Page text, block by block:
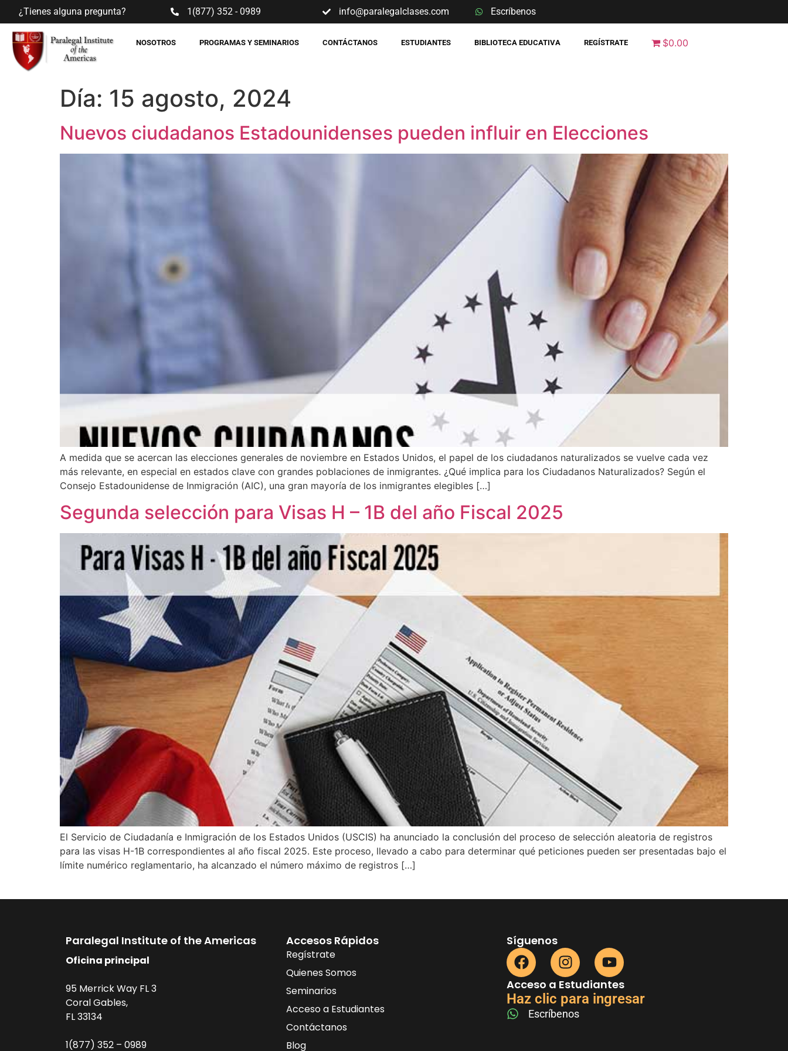
¿Tienes alguna pregunta? 1(877) 352 - 0989 info@paralegalclases.com Escríbenos
NOSOTROS PROGRAMAS Y SEMINARIOS CONTÁCTANOS ESTUDIANTES BIBLIOTECA EDUCATIVA REGÍSTRATE $0.00
Día: 15 agosto, 2024
Nuevos ciudadanos Estadounidenses pueden influir en Elecciones
A medida que se acercan las elecciones generales de noviembre en Estados Unidos, el papel de los ciudadanos naturalizados se vuelve cada vez
más relevante, en especial en estados clave con grandes poblaciones de inmigrantes. ¿Qué implica para los Ciudadanos Naturalizados? Según el
Consejo Estadounidense de Inmigración (AIC), una gran mayoría de los inmigrantes elegibles […]
Segunda selección para Visas H – 1B del año Fiscal 2025
El Servicio de Ciudadanía e Inmigración de los Estados Unidos (USCIS) ha anunciado la conclusión del proceso de selección aleatoria de registros
para las visas H-1B correspondientes al año fiscal 2025. Este proceso, llevado a cabo para determinar qué peticiones pueden ser presentadas bajo el
límite numérico reglamentario, ha alcanzado el número máximo de registros […]
Paralegal Institute of the Americas
Oficina principal
95 Merrick Way FL 3
Coral Gables,
FL 33134
1(877) 352 – 0989
Accesos Rápidos
Regístrate
Quienes Somos
Seminarios
Acceso a Estudiantes
Contáctanos
Blog
Síguenos
Acceso a Estudiantes
Haz clic para ingresar
Escríbenos